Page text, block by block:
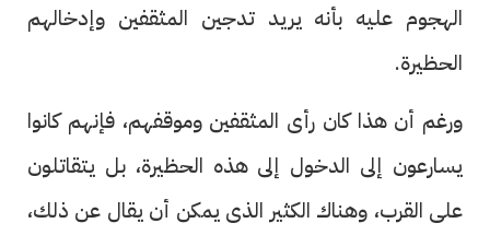
الهجوم عليه بأنه يريد تدجين المثقفين وإدخالهم
الحظيرة.
ورغم أن هذا كان رأى المثقفين وموقفهم، فإنهم كانوا
يسارعون إلى الدخول إلى هذه الحظيرة، بل يتقاتلون
على القرب، وهناك الكثير الذى يمكن أن يقال عن ذلك،